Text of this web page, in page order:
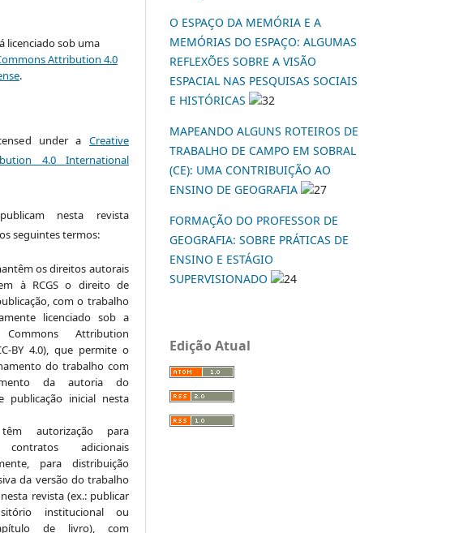
licenciado sob uma
Attribution 4.0
.
under a Creative
4.0 International
nesta revista
seguintes termos:
os direitos autorais
à RCGS o direito de
com o trabalho
licenciado sob a
Commons Attribution
BY 4.0), que permite o
do trabalho com
da autoria do
publicação inicial nesta
autorização para
contratos adicionais
para distribuição
da versão do trabalho
revista (ex.: publicar
institucional ou
de livro), com
O ESPAÇO DA MEMÓRIA E A
MEMÓRIAS DO ESPAÇO: ALGUMAS
REFLEXÕES SOBRE A VISÃO
ESPACIAL NAS PESQUISAS SOCIAIS
E HISTÓRICAS
32
MAPEANDO ALGUNS ROTEIROS DE
TRABALHO DE CAMPO EM SOBRAL
(CE): UMA CONTRIBUIÇÃO AO
ENSINO DE GEOGRAFIA
27
FORMAÇÃO DO PROFESSOR DE
GEOGRAFIA: SOBRE PRÁTICAS DE
ENSINO E ESTÁGIO
SUPERVISIONADO
24
Edição Atual